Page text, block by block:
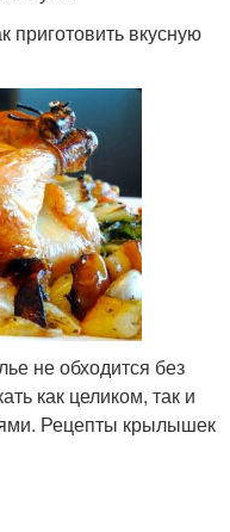
приготовить вкусную
не обходится без
как целиком, так и
Рецепты крылышек